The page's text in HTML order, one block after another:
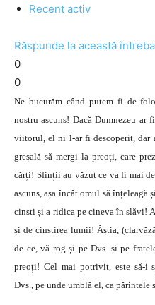
Recent activ
Răspunde la această
0
0
Ne bucurăm când putem fi de
nostru ascuns! Dacă Dumnezeu
viitorul, el ni l-ar fi descoperit, dar
greșală să mergi la preoți, care
cărți! Sfinții au văzut ce va fi mai
ascuns, așa încât omul să înțeleagă
cinsti și a ridica pe cineva în slăvi!
și de cinstirea lumii! Ăștia,
de ce, vă rog și pe Dvs. și pe
preoți! Cel mai potrivit, este să-i
Dvs., pe unde umblă el, ca părintele